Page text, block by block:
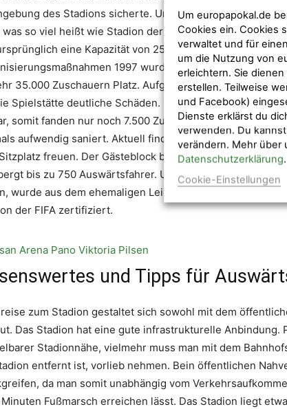
des Stadions sicherte. Ursprünglich hieß die
was so viel heißt wie Stadion der Stadt Pilsen. Das
eine Kapazität von 25.000 Zuschauern. Im
1997 wurde eine Rasenheizung
35.000 Zuschauern Platz. Aufgrund von einer
Spielstätte deutliche Schäden. Große Teile der
somit fanden nur noch 7.500 Zuschauer Platz. Im Jahr
aufwendig saniert. Aktuell find 13.000 Zuschauer
freuen. Der Gästeblock befindet sich innerhalb der
bis zu 750 Auswärtsfahrer. Um den Ansprüchen des
wurde aus dem ehemaligen Leichtathletik-Stadion eine
der FIFA zertifiziert.
und Tipps für
zum Stadion gestaltet sich sowohl mit dem
Das Stadion hat eine gute infrastrukturelle Anbindung.
Stadionnähe, vielmehr muss man mit dem
entfernt ist, vorlieb nehmen. Bein öffentlichen
da man somit unabhängig vom
Minuten Fußmarsch erreichen lässt. Das Stadion liegt
Um europapokal.de
Cookies ein. Cookies
verwaltet und für
um die Nutzung von
erleichtern. Sie
erstellen. Teilweise
und Facebook)
Dienste erklärst du
verwenden. Du
verändern. Mehr über
Datenschutzerklärung.
Cookie-Einstellungen